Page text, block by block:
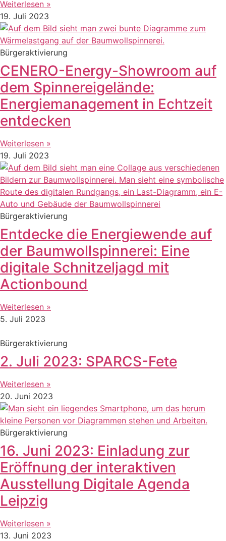
Weiterlesen »
19. Juli 2023
Bürgeraktivierung
CENERO-Energy-Showroom auf
dem Spinnereigelände:
Energiemanagement in Echtzeit
entdecken
Weiterlesen »
19. Juli 2023
Bürgeraktivierung
Entdecke die Energiewende auf
der Baumwollspinnerei: Eine
digitale Schnitzeljagd mit
Actionbound
Weiterlesen »
5. Juli 2023
Bürgeraktivierung
2. Juli 2023: SPARCS-Fete
Weiterlesen »
20. Juni 2023
Bürgeraktivierung
16. Juni 2023: Einladung zur
Eröffnung der interaktiven
Ausstellung Digitale Agenda
Leipzig
Weiterlesen »
13. Juni 2023